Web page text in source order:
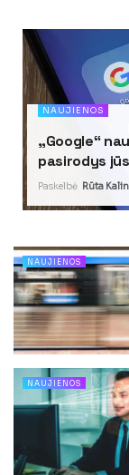
NAUJIENOS
„Google“
pasirodys
Paskelbė Rūta
NAUJIENOS
NAUJIENOS